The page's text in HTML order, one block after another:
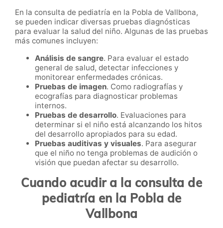
En la consulta de pediatría en la Pobla de Vallbona,
se pueden indicar diversas pruebas diagnósticas
para evaluar la salud del niño. Algunas de las pruebas
más comunes incluyen:
Análisis de sangre. Para evaluar el estado
general de salud, detectar infecciones y
monitorear enfermedades crónicas.
Pruebas de imagen. Como radiografías y
ecografías para diagnosticar problemas
internos.
Pruebas de desarrollo. Evaluaciones para
determinar si el niño está alcanzando los hitos
del desarrollo apropiados para su edad.
Pruebas auditivas y visuales. Para asegurar
que el niño no tenga problemas de audición o
visión que puedan afectar su desarrollo.
Cuando acudir a la consulta de
pediatría en la Pobla de
Vallbona